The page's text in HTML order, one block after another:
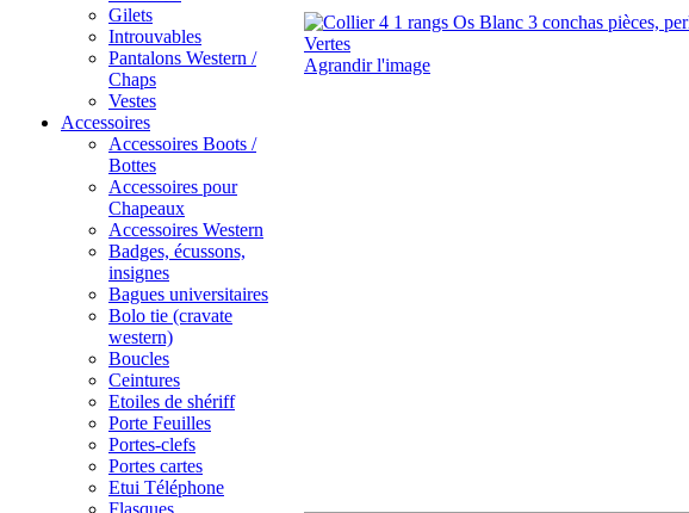
Gilets
Introuvables
Pantalons Western /
Chaps
Vestes
Accessoires
Accessoires Boots /
Bottes
Accessoires pour
Chapeaux
Accessoires Western
Badges, écussons,
insignes
Bagues universitaires
Bolo tie (cravate
western)
Boucles
Ceintures
Etoiles de shériff
Porte Feuilles
Portes-clefs
Portes cartes
Etui Téléphone
Flasques
Agrandir l'image